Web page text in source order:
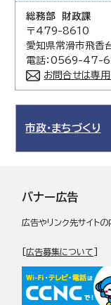
総務部 財政課
〒479-8610
愛知県常滑市飛香
電話：0569-47-
お問合せは専
市政・まちづくり
バナー広告
広告やリンク先サイト
[広告募集について